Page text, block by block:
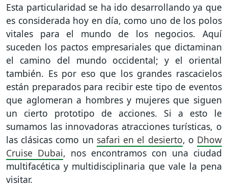
Esta particularidad se ha ido desarrollando ya que
es considerada hoy en día, como uno de los polos
vitales para el mundo de los negocios. Aquí
suceden los pactos empresariales que dictaminan
el camino del mundo occidental; y el oriental
también. Es por eso que los grandes rascacielos
están preparados para recibir este tipo de eventos
que aglomeran a hombres y mujeres que siguen
un cierto prototipo de acciones. Si a esto le
sumamos las innovadoras atracciones turísticas, o
las clásicas como un safari en el desierto, o Dhow
Cruise Dubai, nos encontramos con una ciudad
multifacética y multidisciplinaria que vale la pena
visitar.